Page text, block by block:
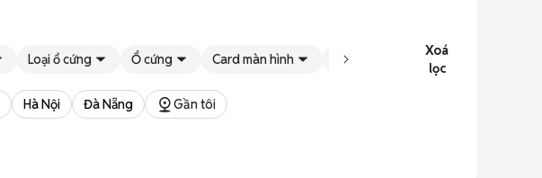
Loại ổ cứng Ổ cứng Card màn hình Kích cỡ màn hình
Xoá
lọc
Hà Nội Đà Nẵng Gần tôi